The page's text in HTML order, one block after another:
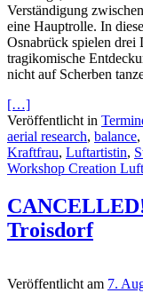
Verständigung
eine Hauptrolle. In
Osnabrück spielen drei
tragikomische
nicht auf Scherben
[…]
Veröffentlicht in
aerial research, balance,
Kraftfrau, Luftartistin,
Workshop Creation
Troisdorf
Veröffentlicht am 7.